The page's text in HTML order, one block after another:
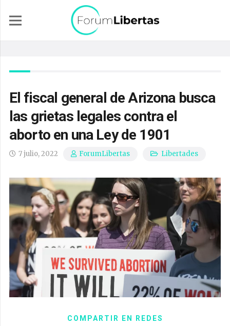
El fiscal general de Arizona busca
las grietas legales contra el
aborto en una Ley de 1901
7 julio, 2022 ForumLibertas Libertades
COMPARTIR EN REDES